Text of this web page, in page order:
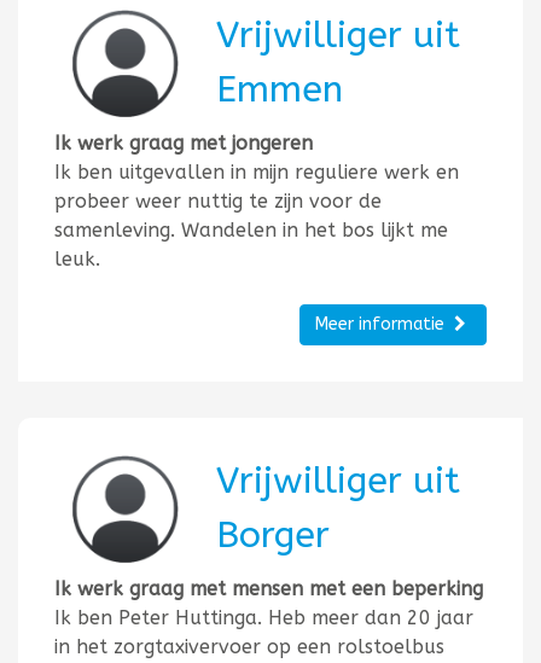
Vrijwilliger uit
Emmen
Ik werk graag met jongeren
Ik ben uitgevallen in mijn reguliere werk en
probeer weer nuttig te zijn voor de
samenleving. Wandelen in het bos lijkt me
leuk.
Meer informatie
Vrijwilliger uit
Borger
Ik werk graag met mensen met een beperking
Ik ben Peter Huttinga. Heb meer dan 20 jaar
in het zorgtaxivervoer op een rolstoelbus